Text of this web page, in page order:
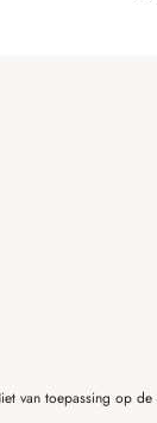
van toepassing op